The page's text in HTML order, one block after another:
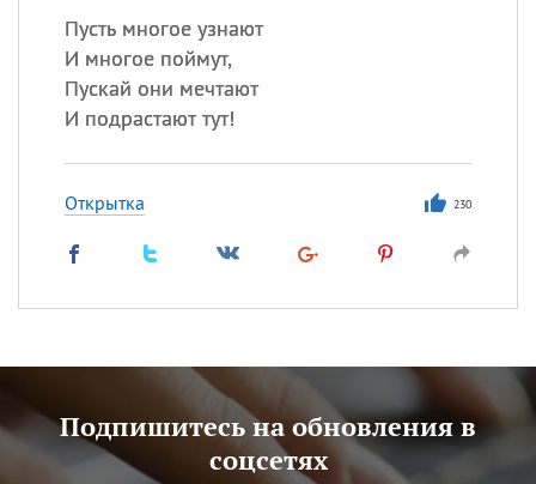
Пусть многое узнают
И многое поймут,
Пускай они мечтают
И подрастают тут!
Открытка 230
Подпишитесь на обновления в
соцсетях